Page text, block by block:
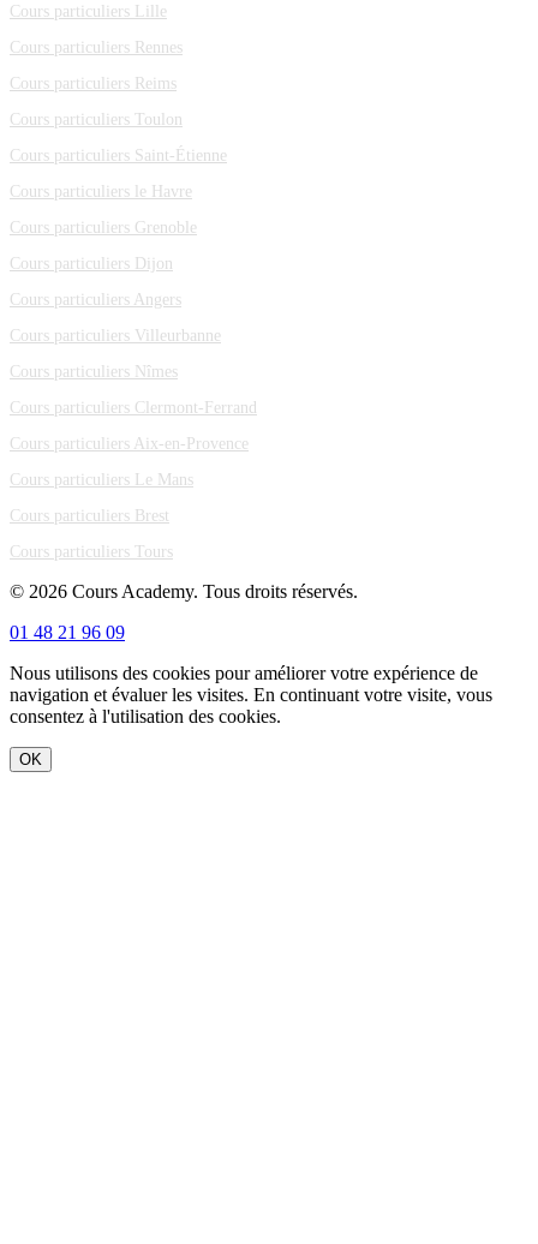
Cours particuliers Lille
Cours particuliers Rennes
Cours particuliers Reims
Cours particuliers Toulon
Cours particuliers Saint-Étienne
Cours particuliers le Havre
Cours particuliers Grenoble
Cours particuliers Dijon
Cours particuliers Angers
Cours particuliers Villeurbanne
Cours particuliers Nîmes
Cours particuliers Clermont-Ferrand
Cours particuliers Aix-en-Provence
Cours particuliers Le Mans
Cours particuliers Brest
Cours particuliers Tours
© 2026 Cours Academy. Tous droits réservés.
01 48 21 96 09
Nous utilisons des cookies pour améliorer votre expérience de
navigation et évaluer les visites. En continuant votre visite, vous
consentez à l'utilisation des cookies.
OK